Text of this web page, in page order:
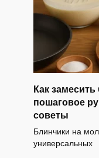
Как
пошаговое
советы
Блинчики на
универсальных